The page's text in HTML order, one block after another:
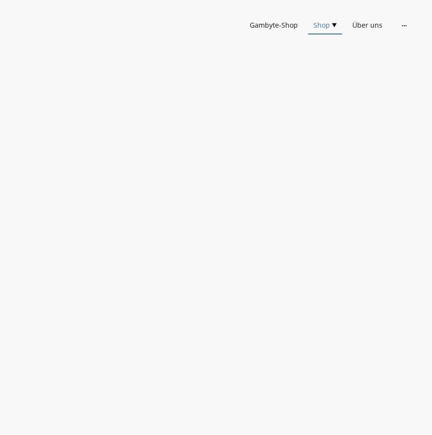
Gambyte-Shop Shop Über uns